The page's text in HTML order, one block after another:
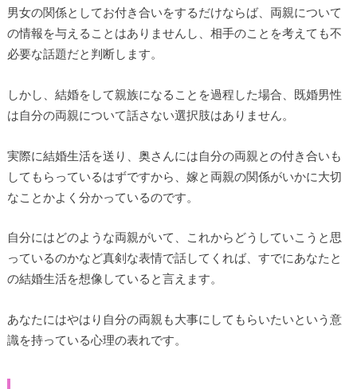
男女の関係としてお付き合いをするだけならば、両親について
の情報を与えることはありませんし、相手のことを考えても不
必要な話題だと判断します。
しかし、結婚をして親族になることを過程した場合、既婚男性
は自分の両親について話さない選択肢はありません。
実際に結婚生活を送り、奥さんには自分の両親との付き合いも
してもらっているはずですから、嫁と両親の関係がいかに大切
なことかよく分かっているのです。
自分にはどのような両親がいて、これからどうしていこうと思
っているのかなど真剣な表情で話してくれば、すでにあなたと
の結婚生活を想像していると言えます。
あなたにはやはり自分の両親も大事にしてもらいたいという意
識を持っている心理の表れです。